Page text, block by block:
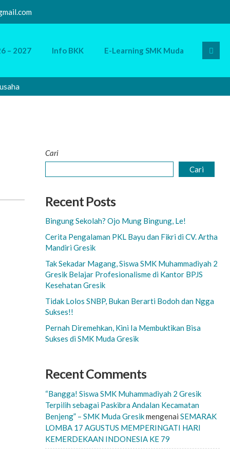
– 2027 Info BKK E-Learning SMK Muda
Cari
Cari
Recent Posts
Bingung Sekolah? Ojo Mung Bingung, Le!
Cerita Pengalaman PKL Bayu dan Fikri di CV. Artha
Mandiri Gresik
Tak Sekadar Magang, Siswa SMK Muhammadiyah 2
Gresik Belajar Profesionalisme di Kantor BPJS
Kesehatan Gresik
Tidak Lolos SNBP, Bukan Berarti Bodoh dan Ngga
Sukses!!
Pernah Diremehkan, Kini Ia Membuktikan Bisa
Sukses di SMK Muda Gresik
Recent Comments
“Bangga! Siswa SMK Muhammadiyah 2 Gresik
Terpilih sebagai Paskibra Andalan Kecamatan
Benjeng” – SMK Muda Gresikmengenai SEMARAK
LOMBA 17 AGUSTUS MEMPERINGATI HARI
KEMERDEKAAN INDONESIA KE 79